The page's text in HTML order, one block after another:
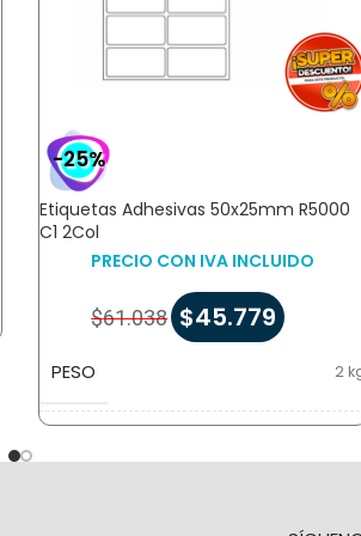
-25%
Etiquetas Adhesivas 50x25mm R5000
C1 2Col
PRECIO CON IVA INCLUIDO
$61.038 $45.779
PESO 2